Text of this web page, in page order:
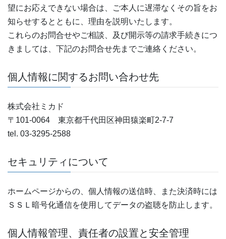
望にお応えできない場合は、ご本人に遅滞なくその旨をお
知らせするとともに、理由を説明いたします。
これらのお問合せやご相談、及び開示等の請求手続きにつ
きましては、下記のお問合せ先までご連絡ください。
個人情報に関するお問い合わせ先
株式会社ミカド
〒101-0064 東京都千代田区神田猿楽町2-7-7
tel. 03-3295-2588
セキュリティについて
ホームページからの、個人情報の送信時、また決済時には
ＳＳＬ暗号化通信を使用してデータの盗聴を防止します。
個人情報管理、責任者の設置と安全管理